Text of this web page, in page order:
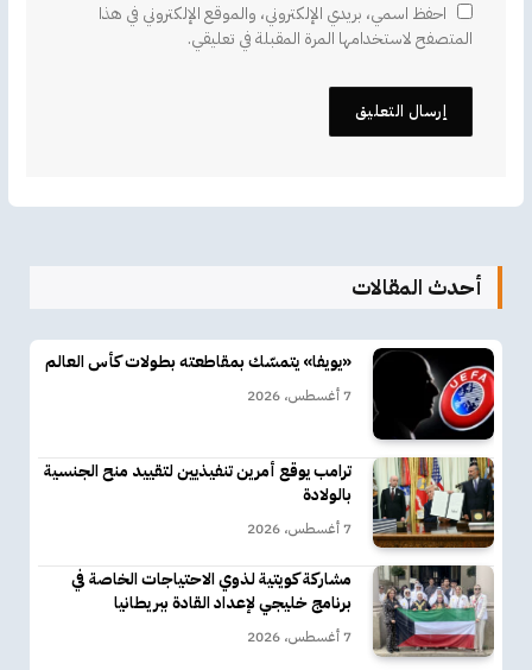
احفظ اسمي، بريدي الإلكتروني، والموقع الإلكتروني في هذا
المتصفح لاستخدامها المرة المقبلة في تعليقي.
أحدث المقالات
«يويفا» يتمسّك بمقاطعته بطولات كأس العالم
7 أغسطس، 2026
ترامب يوقع أمرين تنفيذيين لتقييد منح الجنسية
بالولادة
7 أغسطس، 2026
مشاركة كويتية لذوي الاحتياجات الخاصة في
برنامج خليجي لإعداد القادة ببريطانيا
7 أغسطس، 2026